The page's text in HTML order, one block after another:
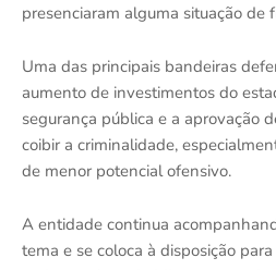
presenciaram alguma situação de
Uma das principais bandeiras
aumento de investimentos do
segurança pública e a aprovação
coibir a criminalidade,
de menor potencial ofensivo.
A entidade continua
tema e se coloca à disposição